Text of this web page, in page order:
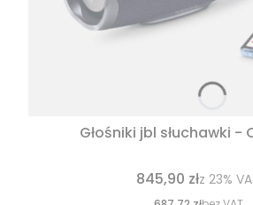
Głośniki jbl słuchawki -
845,90 złz 23%